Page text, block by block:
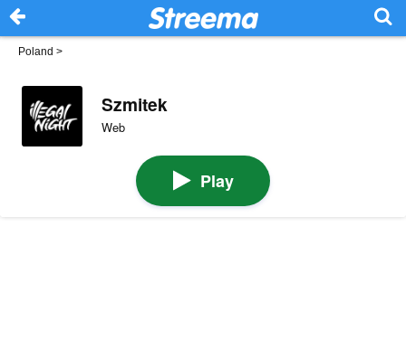
Poland >
Szmitek
Web
Play